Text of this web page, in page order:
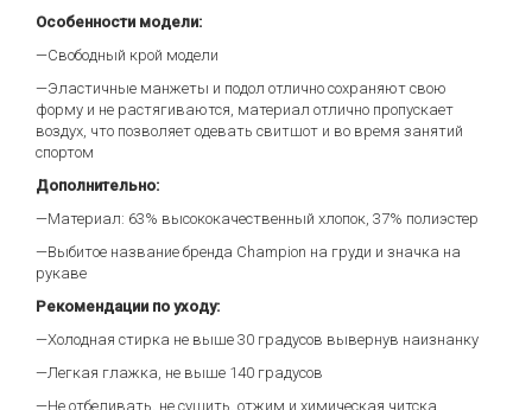
Особенности модели:
—Свободный крой модели
—Эластичные манжеты и подол отлично сохраняют свою
форму и не растягиваются, материал отлично пропускает
воздух, что позволяет одевать свитшот и во время занятий
спортом
Дополнительно:
—Материал: 63% высококачественный хлопок, 37% полиэстер
—Выбитое название бренда Champion на груди и значка на
рукаве
Рекомендации по уходу:
—Холодная стирка не выше 30 градусов вывернув наизнанку
—Легкая глажка, не выше 140 градусов
—Не отбеливать, не сушить, отжим и химическая читска